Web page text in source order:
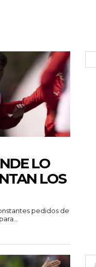
LO
LOS
pedidos de